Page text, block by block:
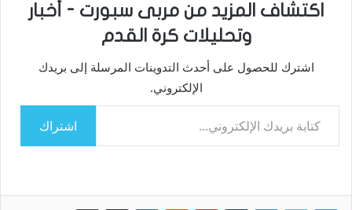
اكتشاف المزيد من مربى سبورت - أخبار
وتحليلات كرة القدم
اشترك للحصول على أحدث التدوينات المرسلة إلى بريدك
الإلكتروني.
كتابة بريدك الإلكتروني...
اشتراك